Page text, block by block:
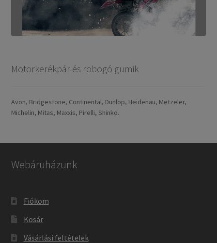
Motorkerékpár és robogó gumik
Avon, Bridgestone, Continental, Dunlop, Heidenau, Metzeler,
Michelin, Mitas, Maxxis, Pirelli, Shinko.
Webáruházunk
Fiókom
Kosár
Vásárlási feltételek